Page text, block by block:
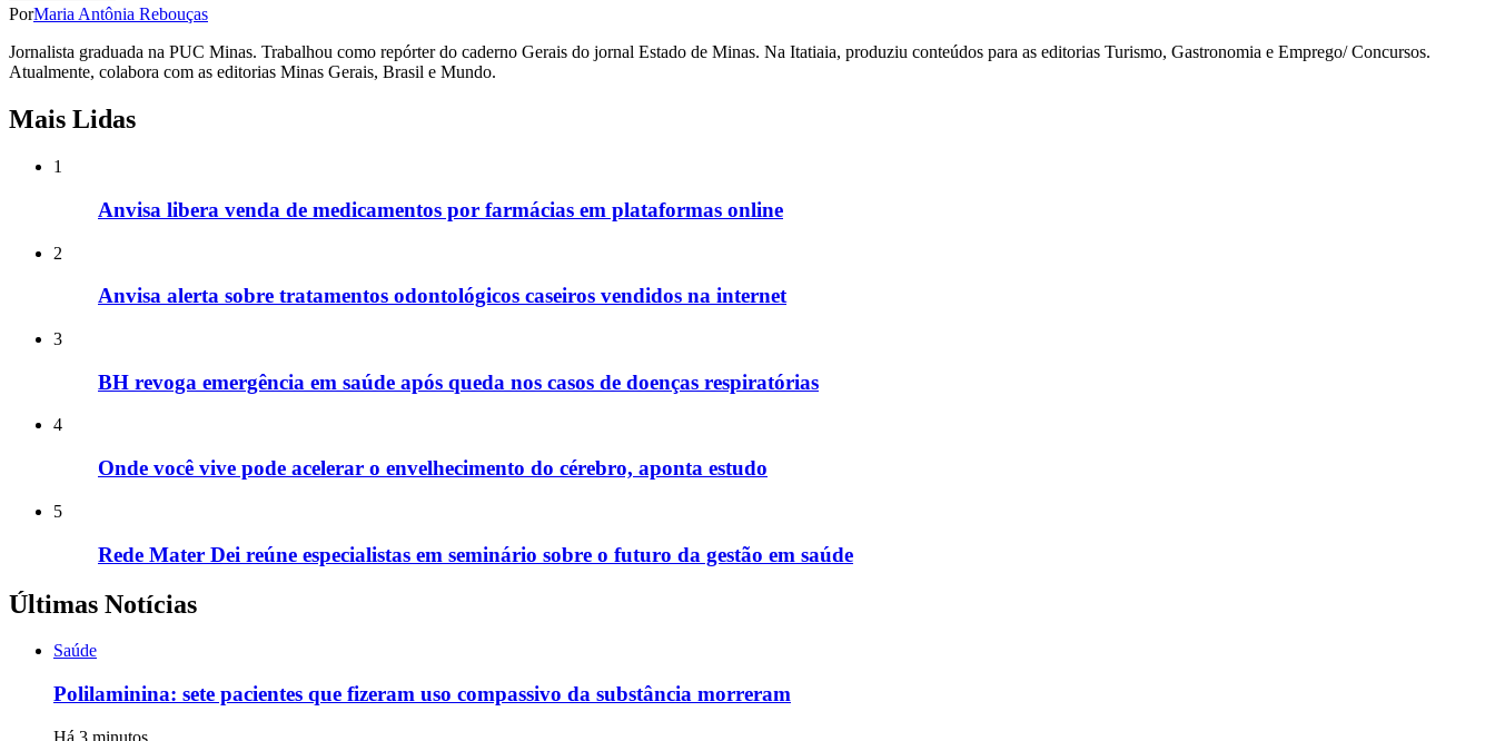
PorMaria Antônia Rebouças
Jornalista graduada na PUC Minas. Trabalhou como repórter do caderno Gerais do jornal Estado de Minas. Na Itatiaia, produziu conteúdos para as editorias Turismo, Gastronomia e Emprego/ Concursos.
Atualmente, colabora com as editorias Minas Gerais, Brasil e Mundo.
Mais Lidas
1
Anvisa libera venda de medicamentos por farmácias em plataformas online
2
Anvisa alerta sobre tratamentos odontológicos caseiros vendidos na internet
3
BH revoga emergência em saúde após queda nos casos de doenças respiratórias
4
Onde você vive pode acelerar o envelhecimento do cérebro, aponta estudo
5
Rede Mater Dei reúne especialistas em seminário sobre o futuro da gestão em saúde
Últimas Notícias
Saúde
Polilaminina: sete pacientes que fizeram uso compassivo da substância morreram
Há 3 minutos